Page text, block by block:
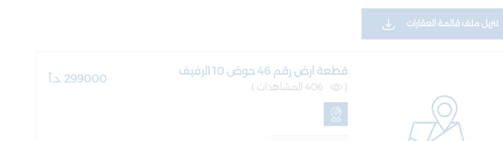
تنزيل ملف قائمة العقارات
قطعة ارض رقم 46 حوض 10 الرفيف
( 299000 .د.أ